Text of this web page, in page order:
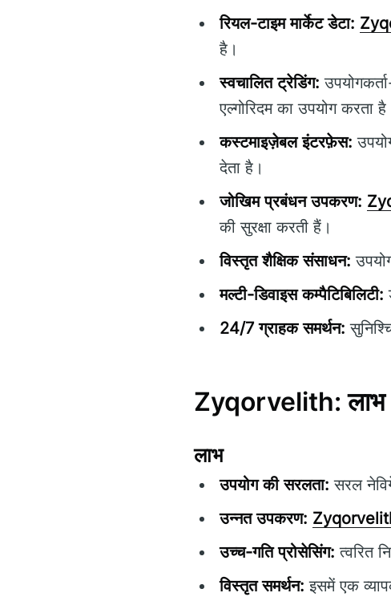
रियल-टाइम मार्केट डेटा:
है।
स्वचालित ट्रेडिंग:
एल्गोरिदम का उपयोग करता
कस्टमाइज़ेबल इंटरफ़ेस:
देता है।
जोखिम प्रबंधन उपकरण:
की सुरक्षा करती हैं।
विस्तृत शैक्षिक संसाधन:
मल्टी-डिवाइस कम्पैटिबिलिटी:
24/7 ग्राहक समर्थन:
Zyqorvelith: लाभ
लाभ
उपयोग की सरलता: सरल
उन्नत उपकरण:
उच्च-गति प्रोसेसिंग: त्वरित
विस्तृत समर्थन: इसमें एक